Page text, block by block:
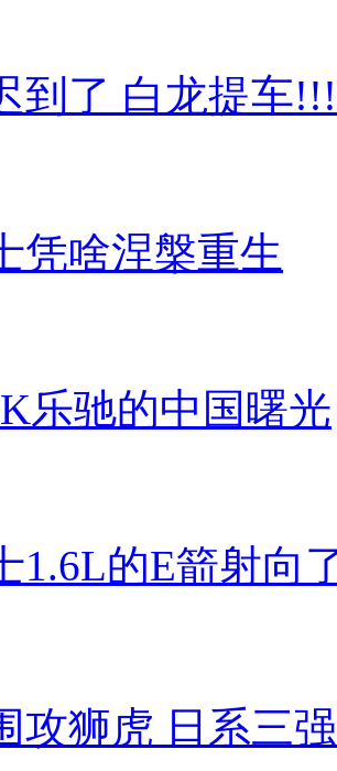
到了 白龙提车
凭啥涅槃重生
乐驰的中国曙光
1.6L的E箭射向
攻狮虎 日系三